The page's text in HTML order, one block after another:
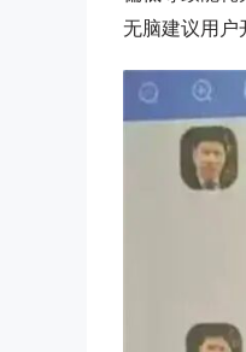
无脑建议用户